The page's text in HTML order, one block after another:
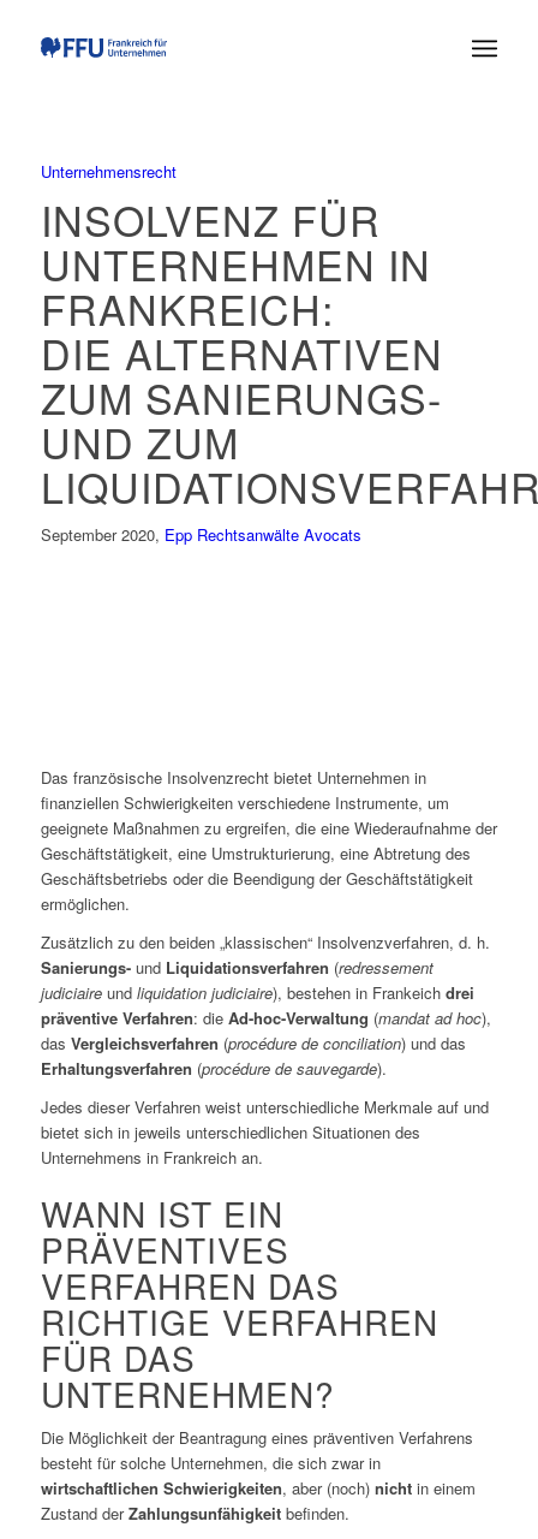
Unternehmensrecht
INSOLVENZ FÜR
UNTERNEHMEN IN
FRANKREICH:
DIE ALTERNATIVEN
ZUM SANIERUNGS-
UND ZUM
September 2020, Epp Rechtsanwälte Avocats
Das französische Insolvenzrecht bietet Unternehmen in
finanziellen Schwierigkeiten verschiedene Instrumente, um
geeignete Maßnahmen zu ergreifen, die eine Wiederaufnahme der
Geschäftstätigkeit, eine Umstrukturierung, eine Abtretung des
Geschäftsbetriebs oder die Beendigung der Geschäftstätigkeit
ermöglichen.
Zusätzlich zu den beiden „klassischen“ Insolvenzverfahren, d. h.
Sanierungs-und Liquidationsverfahren (redressement
judiciaireund liquidation judiciaire), bestehen in Frankeich drei
präventive Verfahren: die Ad-hoc-Verwaltung (mandat ad hoc),
das Vergleichsverfahren (procédure de conciliation) und das
Erhaltungsverfahren (procédure de sauvegarde).
Jedes dieser Verfahren weist unterschiedliche Merkmale auf und
bietet sich in jeweils unterschiedlichen Situationen des
Unternehmens in Frankreich an.
WANN IST EIN
PRÄVENTIVES
VERFAHREN DAS
RICHTIGE VERFAHREN
FÜR DAS
UNTERNEHMEN?
Die Möglichkeit der Beantragung eines präventiven Verfahrens
besteht für solche Unternehmen, die sich zwar in
wirtschaftlichen Schwierigkeiten, aber (noch) nichtin einem
Zustand derZahlungsunfähigkeitbefinden.